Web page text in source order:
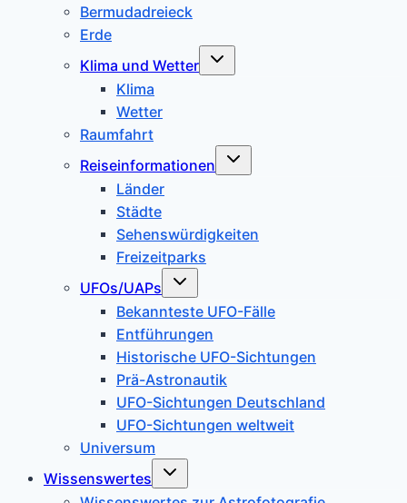
Bermudadreieck
Erde
Klima und Wetter
Untermenü
Klima
Wetter
Raumfahrt
Reiseinformationen
Untermenü
Länder
Städte
Sehenswürdigkeiten
Freizeitparks
UFOs/UAPs
Untermenü
Bekannteste UFO-Fälle
Entführungen
Historische UFO-Sichtungen
Prä-Astronautik
UFO-Sichtungen Deutschland
UFO-Sichtungen weltweit
Universum
Wissenswertes
Untermenü